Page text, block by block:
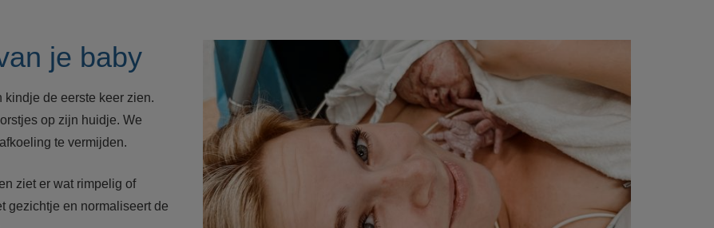
je baby
de eerste keer zien.
op zijn huidje. We
te vermijden.
ziet er wat rimpelig of
gezichtje en normaliseert de